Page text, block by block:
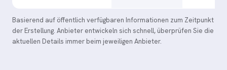
Basierend auf öffentlich verfügbaren Informationen zum Zeitpunkt
der Erstellung. Anbieter entwickeln sich schnell, überprüfen Sie die
aktuellen Details immer beim jeweiligen Anbieter.